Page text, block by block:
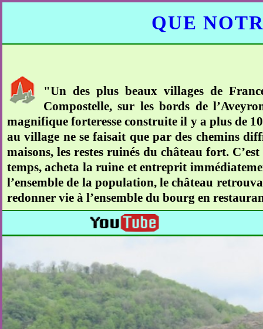
QUE
"Un des plus beaux villages de
Compostelle, sur les bords de
magnifique forteresse construite il y a plus de
au village ne se faisait que par des chemins
maisons, les restes ruinés du château fort.
temps, acheta la ruine et entreprit
l’ensemble de la population, le château
redonner vie à l’ensemble du bourg en